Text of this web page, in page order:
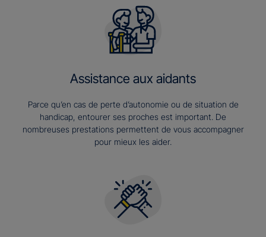
Assistance aux aidants
Parce qu’en cas de perte d’autonomie ou de situation de
handicap, entourer ses proches est important. De
nombreuses prestations permettent de vous accompagner
pour mieux les aider.